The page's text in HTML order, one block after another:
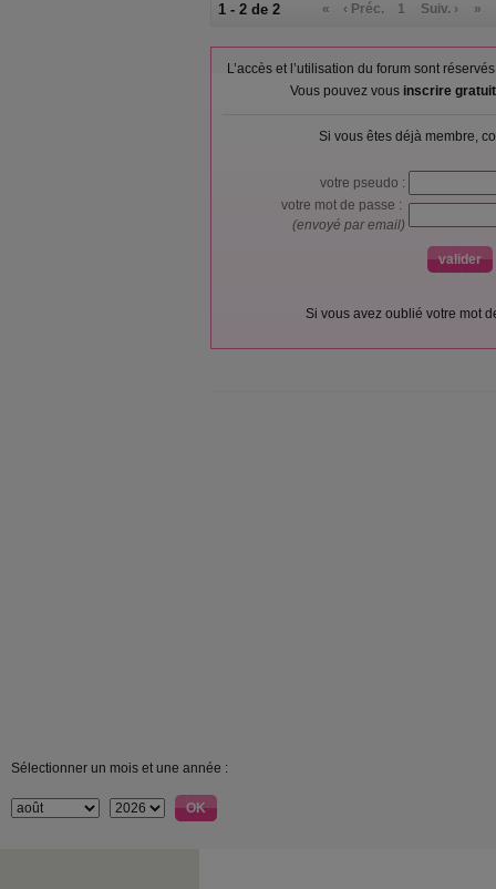
1 - 2 de 2 « ‹ Préc. 1 Suiv. › »
L’accès et l’utilisation du forum sont
Vous pouvez vous inscrire
Si vous êtes déjà membre,
votre pseudo :
votre mot de passe :
(envoyé par email)
Si vous avez oublié votre mot
Sélectionner un mois et une année :